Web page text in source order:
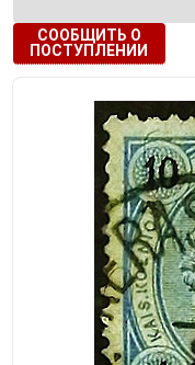
СООБЩИТЬ О
ПОСТУПЛЕНИИ